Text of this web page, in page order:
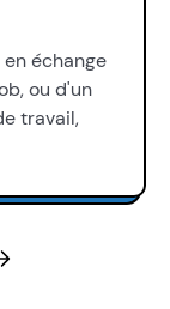
échange
ou d'un
travail,
suivante